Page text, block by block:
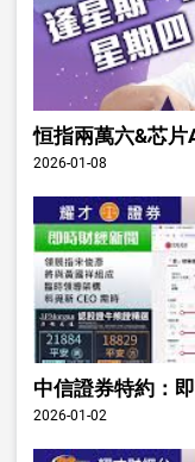
恒指兩萬六&芯
2026-01-08
中信證券特約：
2026-01-02